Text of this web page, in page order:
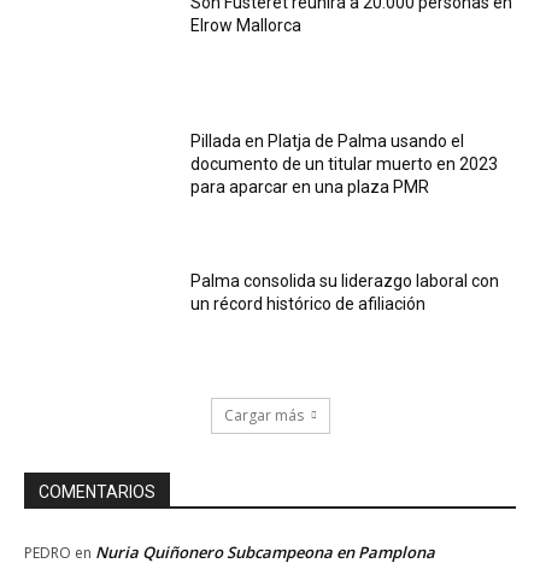
Elrow Mallorca
Pillada en Platja de Palma usando el
documento de un titular muerto en 2023
para aparcar en una plaza PMR
Palma consolida su liderazgo laboral con
un récord histórico de afiliación
Cargar más
COMENTARIOS
PEDRO en Nuria Quiñonero Subcampeona en Pamplona